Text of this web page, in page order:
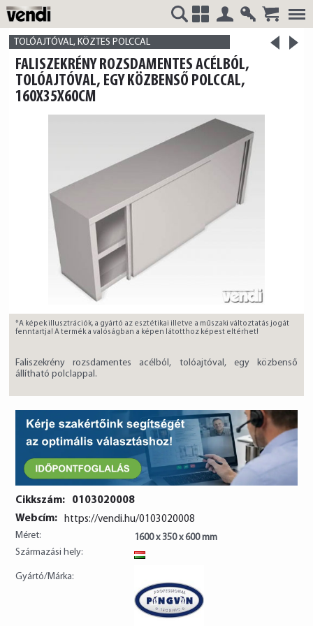
VENDI
HUNGÁRIA
+
TOLÓAJTÓVAL, KÖZTES POLCCAL
<
>
FALISZEKRÉNY ROZSDAMENTES ACÉLBÓL,
TOLÓAJTÓVAL, EGY KÖZBENSŐ POLCCAL,
160X35X60CM
*A képek illusztrációk, a gyártó az esztétikai illetve a műszaki változtatás jogát
fenntartja! A termék a valóságban a képen látotthoz képest eltérhet!
Faliszekrény rozsdamentes acélból, tolóajtóval, egy közbenső
állítható polclappal.
Cikkszám:
0103020008
Webcím:
https://vendi.hu/0103020008
Méret:
1600 x 350 x 600 mm
Származási hely:
Gyártó/Márka: